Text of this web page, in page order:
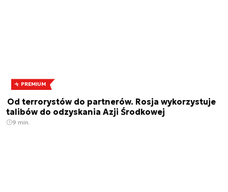
PREMIUM
Od terrorystów do partnerów. Rosja wykorzystuje
talibów do odzyskania Azji Środkowej
9 min.